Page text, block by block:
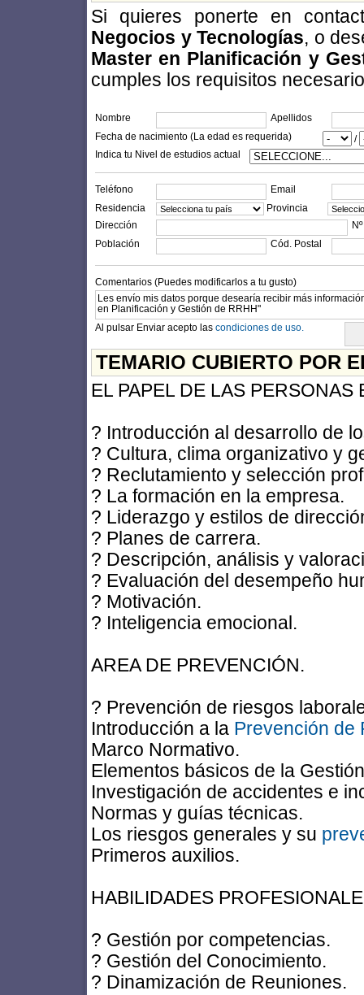
Si quieres ponerte en
Negocios y Tecnologías, o
Master en Planificación y
cumples los requisitos
Nombre
Apellidos
Fecha de nacimiento (La edad es requerida)
/
Indica tu Nivel de estudios actual
Teléfono
Email
Residencia
Provincia
Dirección
Nº
Población
Cód. Postal
Comentarios (Puedes modificarlos a tu gusto)
Al pulsar Enviar acepto las condiciones de uso.
TEMARIO CUBIERTO POR
EL PAPEL DE LAS
? Introducción al desarrollo de
? Cultura, clima organizativo y
? Reclutamiento y selección
? La formación en la empresa.
? Liderazgo y estilos de
? Planes de carrera.
? Descripción, análisis y
? Evaluación del desempeño
? Motivación.
? Inteligencia emocional.
AREA DE PREVENCIÓN.
? Prevención de riesgos
Introducción a la Prevención de
Marco Normativo.
Elementos básicos de la
Investigación de accidentes e
Normas y guías técnicas.
Los riesgos generales y su
Primeros auxilios.
HABILIDADES
? Gestión por competencias.
? Gestión del Conocimiento.
? Dinamización de Reuniones.